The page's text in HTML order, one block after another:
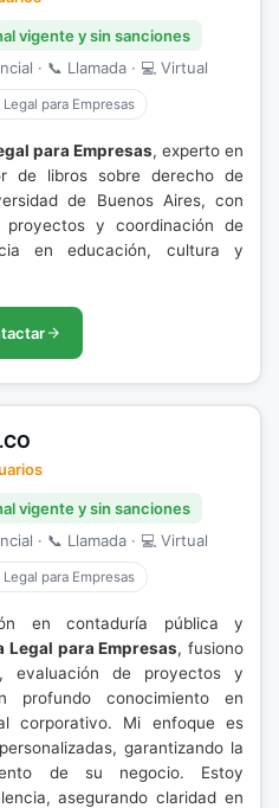
vigente y sin sanciones
· 📞 Llamada · 💻 Virtual
para Empresas
para Empresas, experto en
de libros sobre derecho de
de Buenos Aires, con
proyectos y coordinación de
en educación, cultura y
vigente y sin sanciones
· 📞 Llamada · 💻 Virtual
para Empresas
en contaduría pública y
Legal para Empresas, fusiono
evaluación de proyectos y
profundo conocimiento en
corporativo. Mi enfoque es
garantizando la
de su negocio. Estoy
asegurando claridad en